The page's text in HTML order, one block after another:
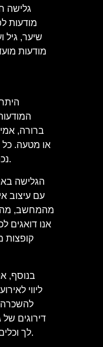
גלישה
מודעות
שיער, גיל
מודעות
ברורה,
או מטעה. כל
נכתבים באופן שישקף את המציאות בשטח.
הגלישה
עם עיצוב
מהמחשב,
אנו דואגים
קופצות
בנוסף,
להשכרה
דירוגים
לך וכלים נוספים שיסייעו לך לבצע החלטה חכמה.